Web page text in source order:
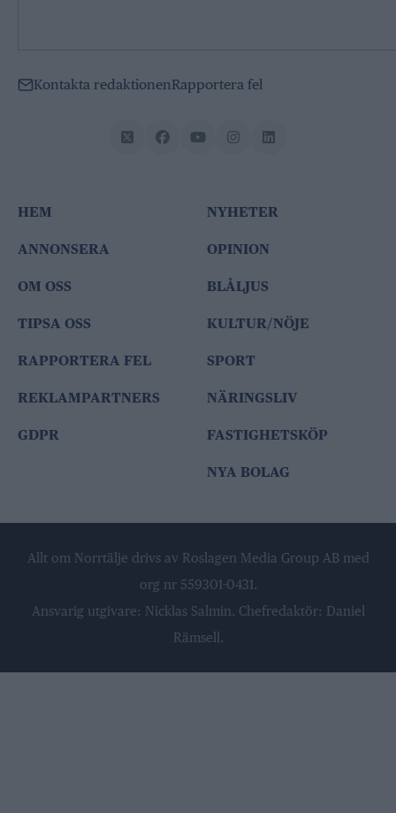
Kontakta redaktionenRapportera fel
HEM
ANNONSERA
OM OSS
TIPSA OSS
RAPPORTERA FEL
REKLAMPARTNERS
GDPR
NYHETER
OPINION
BLÅLJUS
KULTUR/NÖJE
SPORT
NÄRINGSLIV
FASTIGHETSKÖP
NYA BOLAG
Allt om Norrtälje drivs av Roslagen Media Group AB med
org nr 559301-0431.
Ansvarig utgivare: Nicklas Salmin. Chefredaktör: Daniel
Rämsell.